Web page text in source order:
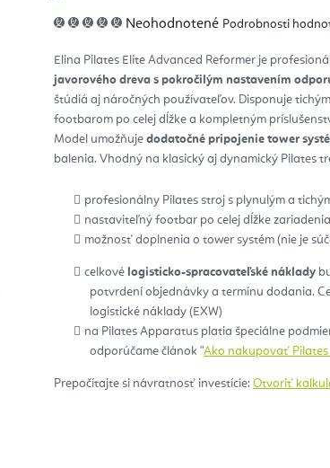
Priemerné
hodnotenie
0,0
z
5
hviezdičiek.
Neohodnotené Podrobnosti
Elina Pilates Elite Advanced Reformer je
javorového dreva s pokročilým nastavením
štúdiá aj náročných používateľov. Disponuje
footbarom po celej dĺžke a kompletným
Model umožňujedodatočné pripojenie tower
balenia. Vhodný na klasický aj dynamický Pilates
profesionálny Pilates stroj s plynulým a
nastaviteľný footbar po celej dĺžke zariadenia
možnosť doplnenia o tower systém (nie je
celkové logisticko-spracovateľské náklady
potvrdení objednávky a termínu dodania.
logistické náklady (EXW)
na Pilates Apparatus platia špeciálne
odporúčame článok "Ako nakupovať
Prepočítajte si návratnosť investície:Otvoriť